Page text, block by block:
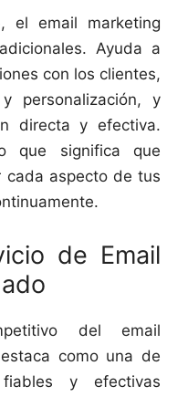
el email marketing
Ayuda a
con los clientes,
personalización, y
directa y efectiva.
que significa que
cada aspecto de tus
de Email
del email
como una de
y efectivas